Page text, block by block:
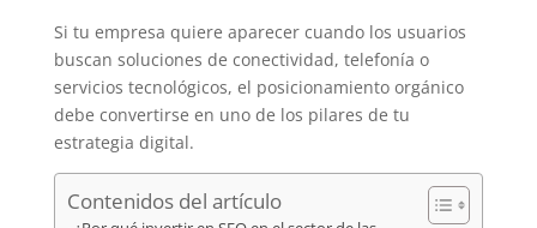
Si tu empresa quiere aparecer cuando los usuarios
buscan soluciones de conectividad, telefonía o
servicios tecnológicos, el posicionamiento orgánico
debe convertirse en uno de los pilares de tu
estrategia digital.
Contenidos del artículo